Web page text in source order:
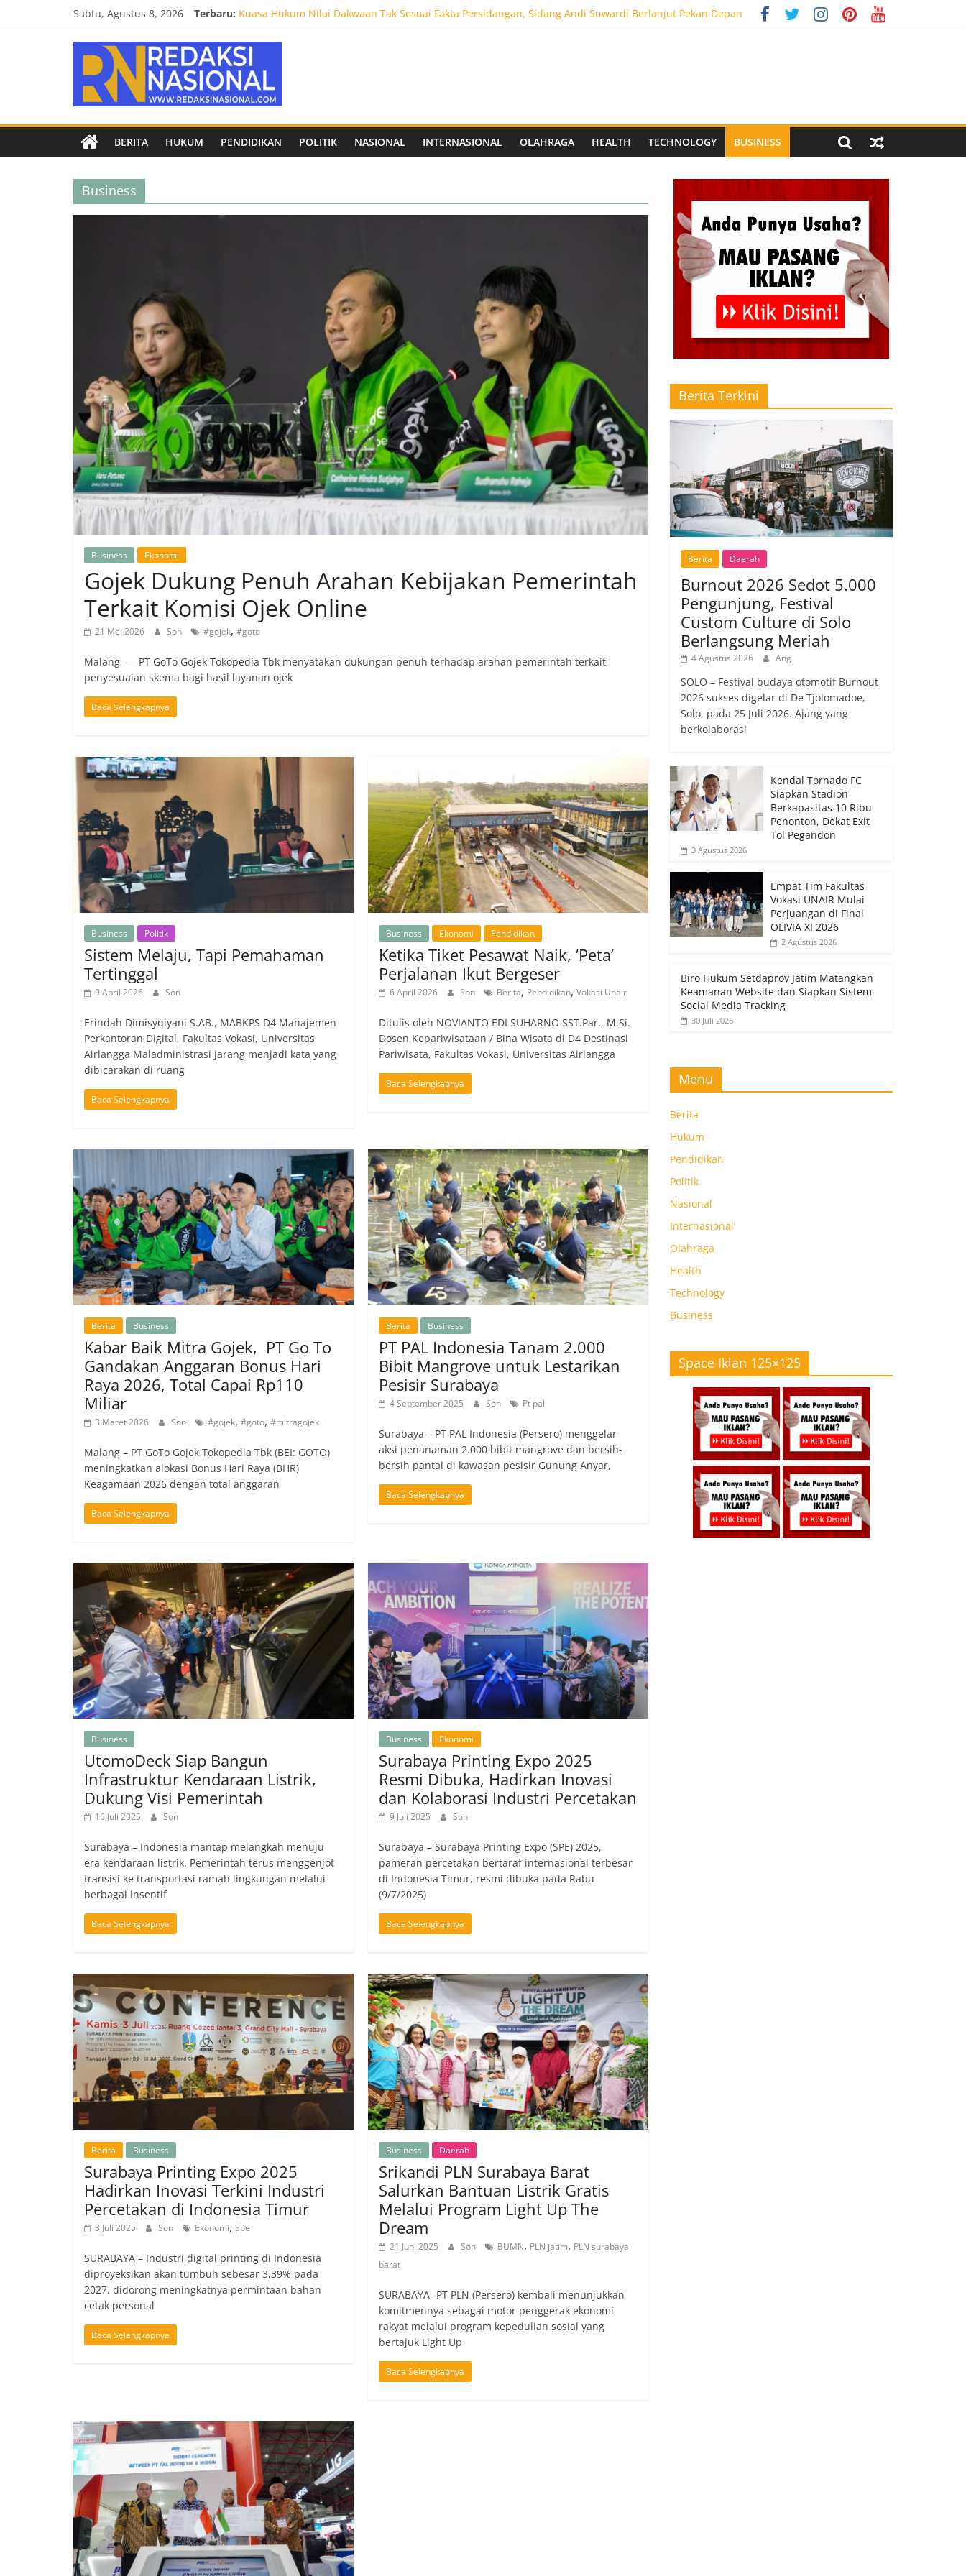
Sabtu, Agustus 8, 2026 Terbaru: Biro Hukum Setdaprov Jatim Matangkan Keamanan Website dan Siapkan Sistem Social Media Tracking
Burnout 2026 Sedot 5.000 Pengunjung, Festival Custom Culture di Solo Berlangsung Meriah
Kendal Tornado FC Siapkan Stadion Berkapasitas 10 Ribu Penonton, Dekat Exit Tol Pegandon
Empat Tim Fakultas Vokasi UNAIR Mulai Perjuangan di Final OLIVIA XI 2026
Redaksi
Nasional
Berita
terpercaya
netral
BERITA HUKUM PENDIDIKAN POLITIK NASIONAL INTERNASIONAL OLAHRAGA HEALTH TECHNOLOGY BUSINESS
Business
Business Ekonomi
Gojek Dukung Penuh Arahan Kebijakan Pemerintah
Terkait Komisi Ojek Online
21 Mei 2026 Son #gojek, #goto
Malang — PT GoTo Gojek Tokopedia Tbk menyatakan dukungan penuh terhadap arahan pemerintah terkait
penyesuaian skema bagi hasil layanan ojek
Baca Selengkapnya
Business Politik
Sistem Melaju, Tapi Pemahaman
Tertinggal
9 April 2026 Son
Erindah Dimisyqiyani S.AB., MABKPS D4 Manajemen
Perkantoran Digital, Fakultas Vokasi, Universitas
Airlangga Maladministrasi jarang menjadi kata yang
dibicarakan di ruang
Baca Selengkapnya
Business Ekonomi Pendidikan
Ketika Tiket Pesawat Naik, ‘Peta’
Perjalanan Ikut Bergeser
6 April 2026 Son Berita, Pendidikan,Vokasi Unair
Ditulis oleh NOVIANTO EDI SUHARNO SST.Par., M.Si.
Dosen Kepariwisataan / Bina Wisata di D4 Destinasi
Pariwisata, Fakultas Vokasi, Universitas Airlangga
Baca Selengkapnya
Berita Business
Kabar Baik Mitra Gojek, PT Go To
Gandakan Anggaran Bonus Hari
Raya 2026, Total Capai Rp110
Miliar
3 Maret 2026 Son #gojek, #goto, #mitragojek
Malang – PT GoTo Gojek Tokopedia Tbk (BEI: GOTO)
meningkatkan alokasi Bonus Hari Raya (BHR)
Keagamaan 2026 dengan total anggaran
Baca Selengkapnya
Berita Business
PT PAL Indonesia Tanam 2.000
Bibit Mangrove untuk Lestarikan
Pesisir Surabaya
4 September 2025 Son Pt pal
Surabaya – PT PAL Indonesia (Persero) menggelar
aksi penanaman 2.000 bibit mangrove dan bersih-
bersih pantai di kawasan pesisir Gunung Anyar,
Baca Selengkapnya
Business
UtomoDeck Siap Bangun
Infrastruktur Kendaraan Listrik,
Dukung Visi Pemerintah
16 Juli 2025 Son
Surabaya – Indonesia mantap melangkah menuju
era kendaraan listrik. Pemerintah terus menggenjot
transisi ke transportasi ramah lingkungan melalui
berbagai insentif
Baca Selengkapnya
Business Ekonomi
Surabaya Printing Expo 2025
Resmi Dibuka, Hadirkan Inovasi
dan Kolaborasi Industri Percetakan
9 Juli 2025 Son
Surabaya – Surabaya Printing Expo (SPE) 2025,
pameran percetakan bertaraf internasional terbesar
di Indonesia Timur, resmi dibuka pada Rabu
(9/7/2025)
Baca Selengkapnya
Berita Business
Surabaya Printing Expo 2025
Hadirkan Inovasi Terkini Industri
Percetakan di Indonesia Timur
3 Juli 2025 Son Ekonomi, Spe
SURABAYA – Industri digital printing di Indonesia
diproyeksikan akan tumbuh sebesar 3,39% pada
2027, didorong meningkatnya permintaan bahan
cetak personal
Baca Selengkapnya
Business Daerah
Srikandi PLN Surabaya Barat
Salurkan Bantuan Listrik Gratis
Melalui Program Light Up The
Dream
21 Juni 2025 Son BUMN, PLN jatim, PLN surabaya
barat
SURABAYA- PT PLN (Persero) kembali menunjukkan
komitmennya sebagai motor penggerak ekonomi
rakyat melalui program kepedulian sosial yang
bertajuk Light Up
Baca Selengkapnya
Berita Terkini
Berita Daerah
Burnout 2026 Sedot 5.000
Pengunjung, Festival
Custom Culture di Solo
Berlangsung Meriah
4 Agustus 2026 Ang
SOLO – Festival budaya otomotif Burnout
2026 sukses digelar di De Tjolomadoe,
Solo, pada 25 Juli 2026. Ajang yang
berkolaborasi
Kendal Tornado FC
Siapkan Stadion
Berkapasitas 10 Ribu
Penonton, Dekat Exit
Tol Pegandon
3 Agustus 2026
Empat Tim Fakultas
Vokasi UNAIR Mulai
Perjuangan di Final
OLIVIA XI 2026
2 Agustus 2026
Biro Hukum Setdaprov Jatim Matangkan
Keamanan Website dan Siapkan Sistem
Social Media Tracking
30 Juli 2026
Menu
Berita
Hukum
Pendidikan
Politik
Nasional
Internasional
Olahraga
Health
Technology
Business
Space Iklan 125×125